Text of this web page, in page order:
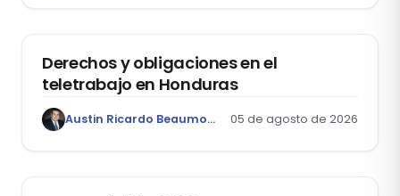
Derechos y obligaciones en el
teletrabajo en Honduras
Austin Ricardo Beaumont Rivera 05 de agosto de 2026